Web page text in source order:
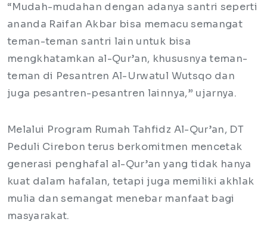
“Mudah-mudahan dengan adanya santri seperti
ananda Raifan Akbar bisa memacu semangat
teman-teman santri lain untuk bisa
mengkhatamkan al-Qur’an, khususnya teman-
teman di Pesantren Al-Urwatul Wutsqo dan
juga pesantren-pesantren lainnya,” ujarnya.
Melalui Program Rumah Tahfidz Al-Qur’an, DT
Peduli Cirebon terus berkomitmen mencetak
generasi penghafal al-Qur’an yang tidak hanya
kuat dalam hafalan, tetapi juga memiliki akhlak
mulia dan semangat menebar manfaat bagi
masyarakat.